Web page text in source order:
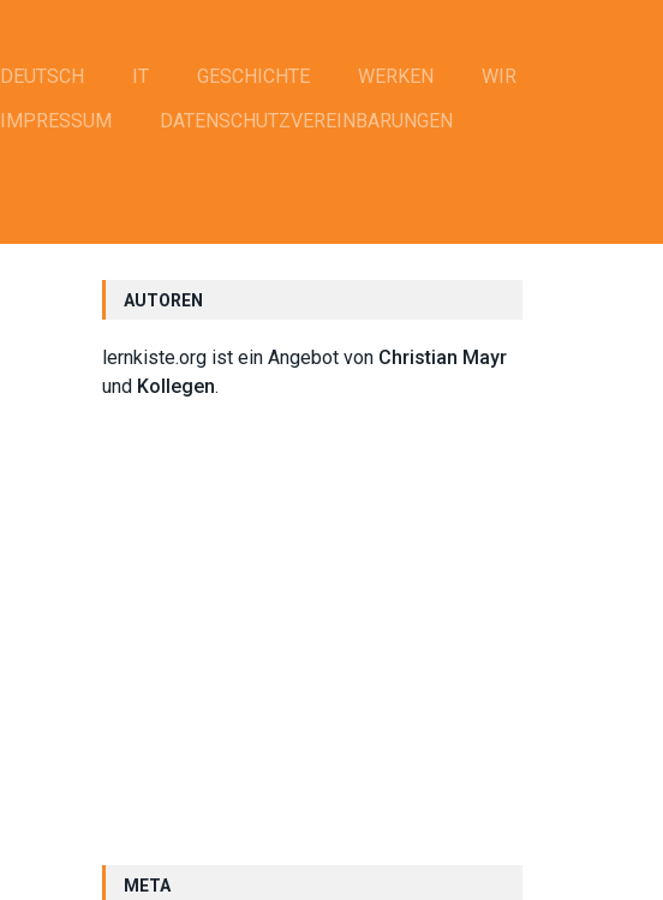
DEUTSCH IT GESCHICHTE WERKEN
WIR
IMPRESSUM
DATENSCHUTZVEREINBARUNGEN
AUTOREN
lernkiste.org ist ein Angebot von Christian Mayr
und Kollegen.
META